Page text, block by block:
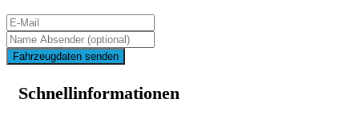
Fahrzeugdaten senden
Schnellinformationen